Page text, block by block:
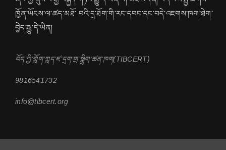
ཁྱོན་ཡོངས་ལ་ཚད་མཐོ་ བའི་དྲ་ཐོག་གི་རང་དབང་དང་བདེ་འཇགས་ཁག་ཐེག་
བྱེད་རྒྱུ་དེ་ཡིན།
བོད་ཀྱི་གློག་ཀླད་ཛ་དྲག་གྲ་སྒྲིག་ཚན་ཁག(TIBCERT)
9816541732
info@tibcert.org